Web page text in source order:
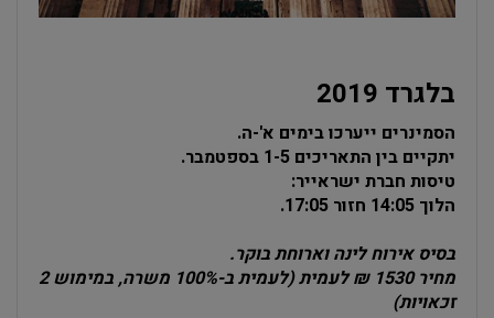
בלגרד 2019
הסמינרים ייערכו בימים א'-ה.
יתקיים בין התאריכים 1-5 בספטמבר.
טיסות חברת ישראייר:
הלוך 14:05
חזור 17:05.
בסיס אירוח לינה וארוחת בוקר.
מחיר 1530 ₪ לעמית (לעמית ב-100% משרה, במימוש 2
זכאויות)